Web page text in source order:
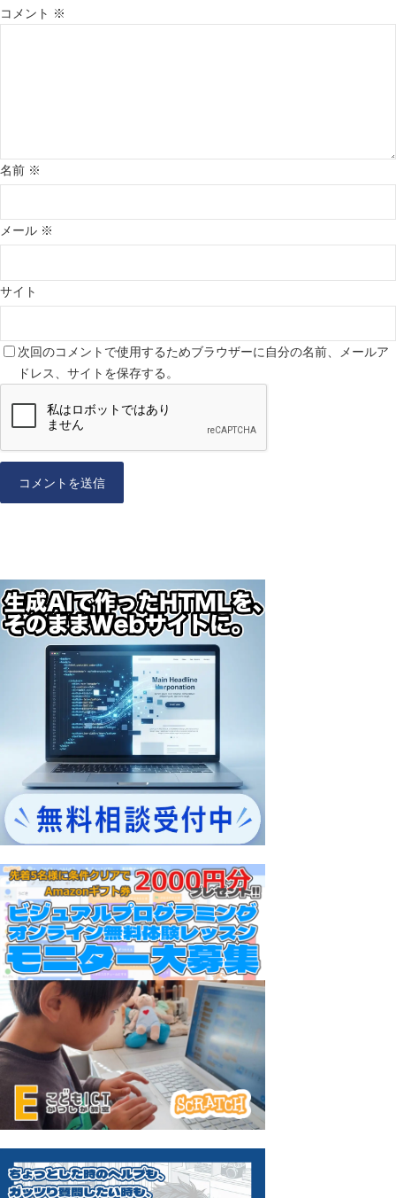
コメント ※
名前 ※
メール ※
サイト
次回のコメントで使用するためブラウザーに自分の名前、メールア
ドレス、サイトを保存する。